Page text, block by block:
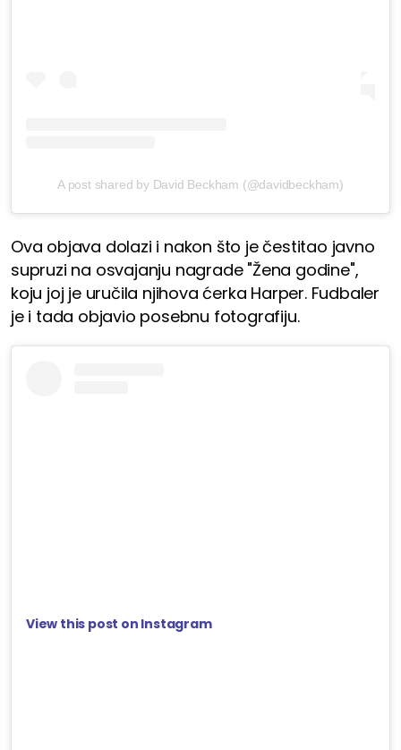
A post shared by David Beckham (@davidbeckham)
Ova objava dolazi i nakon što je čestitao javno
supruzi na osvajanju nagrade "Žena godine",
koju joj je uručila njihova ćerka Harper. Fudbaler
je i tada objavio posebnu fotografiju.
View this post on Instagram